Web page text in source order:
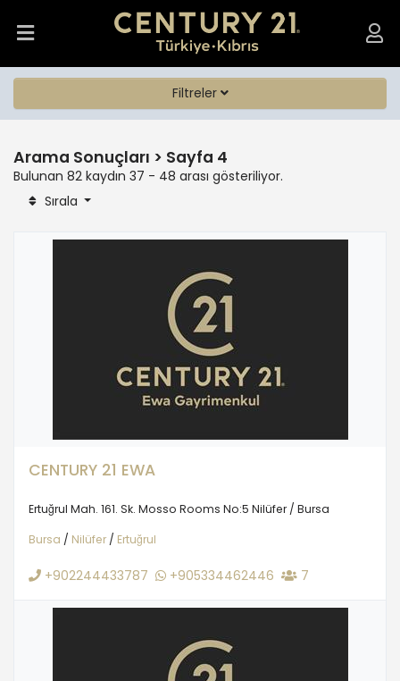
Filtreler
Arama Sonuçları > Sayfa 4
Bulunan 82 kaydın 37 - 48 arası gösteriliyor.
Sırala
CENTURY 21 EWA
Ertuğrul Mah. 161. Sk. Mosso Rooms No:5 Nilüfer / Bursa
Bursa / Nilüfer / Ertuğrul
+902244433787 +905334462446 7